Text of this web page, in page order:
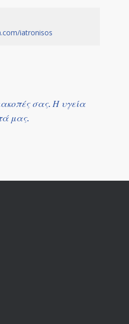
iatronisos
σας. Η υγεία
μας.